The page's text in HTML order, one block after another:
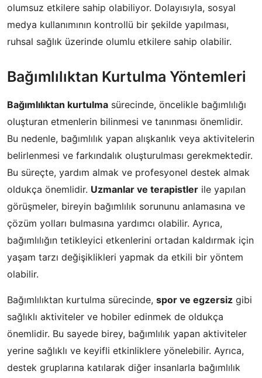
olumsuz etkilere sahip olabiliyor. Dolayısıyla, sosyal
medya kullanımının kontrollü bir şekilde yapılması,
ruhsal sağlık üzerinde olumlu etkilere sahip olabilir.
Bağımlılıktan Kurtulma Yöntemleri
Bağımlılıktan kurtulma sürecinde, öncelikle bağımlılığı
oluşturan etmenlerin bilinmesi ve tanınması önemlidir.
Bu nedenle, bağımlılık yapan alışkanlık veya aktivitelerin
belirlenmesi ve farkındalık oluşturulması gerekmektedir.
Bu süreçte, yardım almak ve profesyonel destek almak
oldukça önemlidir. Uzmanlar ve terapistler ile yapılan
görüşmeler, bireyin bağımlılık sorununu anlamasına ve
çözüm yolları bulmasına yardımcı olabilir. Ayrıca,
bağımlılığın tetikleyici etkenlerini ortadan kaldırmak için
yaşam tarzı değişiklikleri yapmak da etkili bir yöntem
olabilir.
Bağımlılıktan kurtulma sürecinde, spor ve egzersiz gibi
sağlıklı aktiviteler ve hobiler edinmek de oldukça
önemlidir. Bu sayede birey, bağımlılık yapan aktiviteler
yerine sağlıklı ve keyifli etkinliklere yönelebilir. Ayrıca,
destek gruplarına katılarak diğer insanlarla bağımlılık